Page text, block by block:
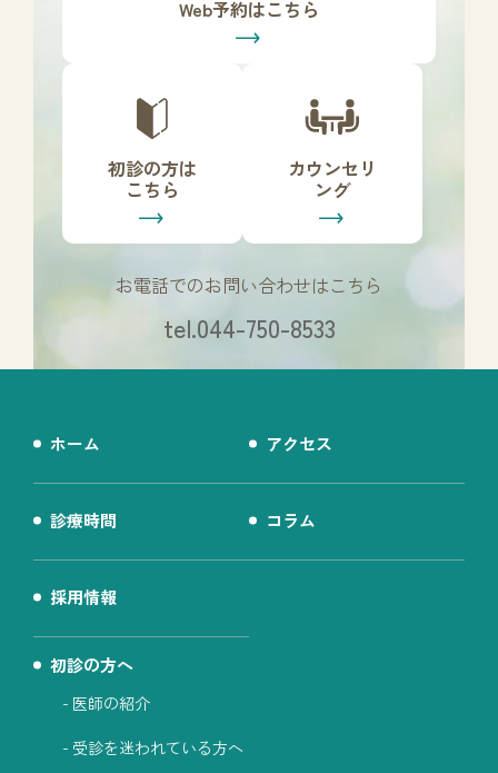
Web予約はこちら
初診の方は
こちら
カ
カウンセリ
ング
お電話でのお問い合わせはこちら
tel.044-750-8533
ホーム アクセス
診療時間 コラム
採用情報
初診の方へ
医師の紹介
受診を迷われている方へ